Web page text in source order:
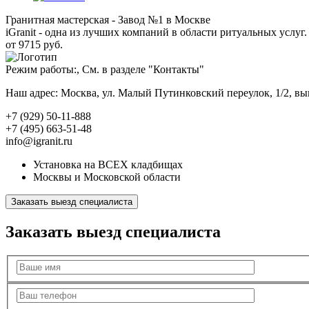
Гранитная мастерская - Завод №1 в Москве
iGranit - одна из лучших компаний в области ритуальных
от 9715 руб.
Режим работы:, См. в разделе "Контакты"
Наш адрес: Москва, ул. Малый Путинковский переулок, 1/2,
+7 (929) 50-11-888
+7 (495) 663-51-48
info@igranit.ru
Установка на ВСЕХ кладбищах
Москвы и Московской области
Заказать выезд специалиста
Заказать выезд специалиста